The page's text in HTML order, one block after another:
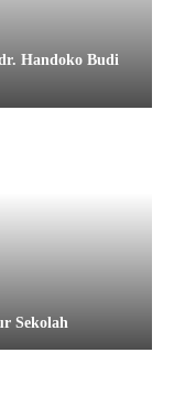
Handoko Budi
Sekolah